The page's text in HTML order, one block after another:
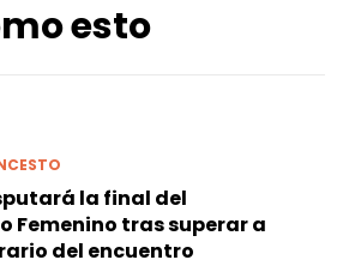
esto
la final del
Femenino tras superar a
del encuentro